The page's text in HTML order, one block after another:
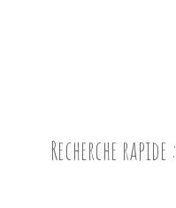
Recherche rapide :